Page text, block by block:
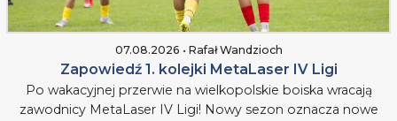
07.08.2026 • Rafał Wandzioch
Zapowiedź 1. kolejki MetaLaser IV Ligi
Po wakacyjnej przerwie na wielkopolskie boiska wracają
zawodnicy MetaLaser IV Ligi! Nowy sezon oznacza nowe